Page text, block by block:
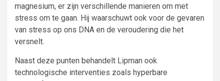
magnesium, er zijn verschillende manieren om met
stress om te gaan. Hij waarschuwt ook voor de gevaren
van stress op ons DNA en de veroudering die het
versnelt.
Naast deze punten behandelt Lipman ook
technologische interventies zoals hyperbare